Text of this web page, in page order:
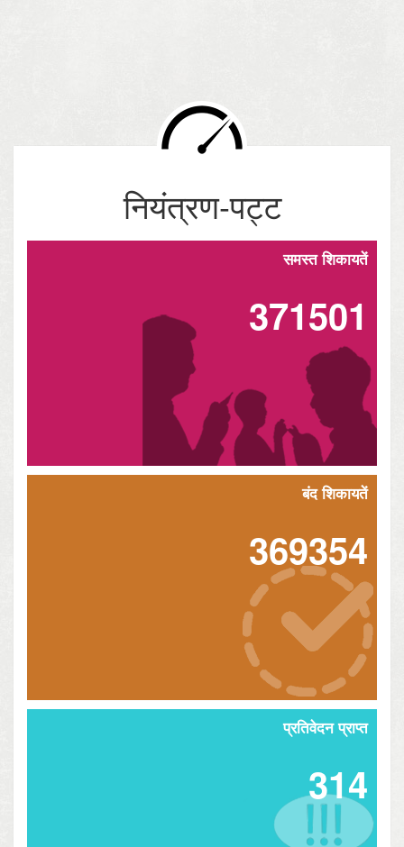
नियंत्रण-पट्ट
समस्त शिकायतें
371501
बंद शिकायतें
369354
प्रतिवेदन प्राप्त
314